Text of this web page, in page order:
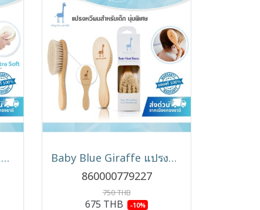
MUMMILY Baby Brush แปรงหวีผมเด็ก Beech Wood Goat Hair (0m+)
Baby Blue Giraffe แปรงหวีผมเด็ก ขนแพะแท้
860000779227
750 THB
675 THB -10%